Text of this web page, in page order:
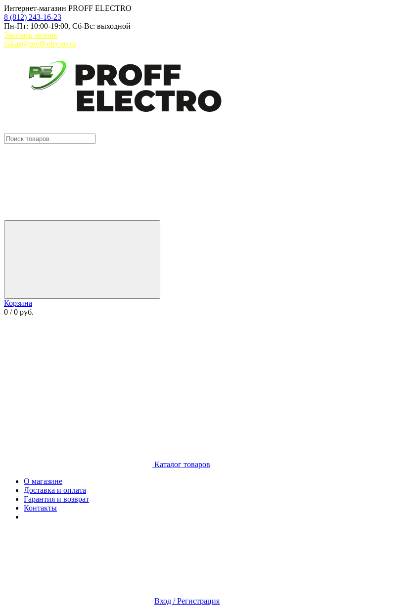
Интернет-магазин PROFF ELECTRO
8 (812) 243-16-23
Пн-Пт: 10:00-19:00, Сб-Вс: выходной
Заказать звонок
zakaz@proff-electro.ru
Корзина
0 / 0 руб.
Каталог товаров
О магазине
Доставка и оплата
Гарантия и возврат
Контакты
Вход / Регистрация